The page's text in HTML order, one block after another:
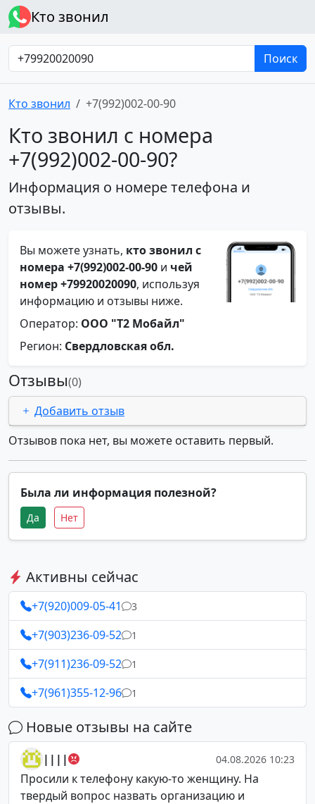
Кто звонил
Поиск
Кто звонил +7(992)002-00-90
Кто звонил с номера
+7(992)002-00-90?
Информация о номере телефона и
отзывы.
Вы можете узнать, кто звонил с
номера +7(992)002-00-90 и чей
номер +79920020090, используя
информацию и отзывы ниже.
Оператор: ООО "Т2 Мобайл"
Регион: Свердловская обл.
Отзывы(0)
Добавить отзыв
Отзывов пока нет, вы можете оставить первый.
Была ли информация полезной?
Да Нет
Активны сейчас
+7(920)009-05-41 3
+7(903)236-09-52 1
+7(911)236-09-52 1
+7(961)355-12-96 1
Новые отзывы на сайте
|||| 04.08.2026 10:23
Просили к телефону какую-то женщину. На
твердый вопрос назвать организацию и